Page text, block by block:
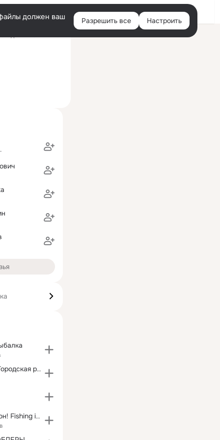
Войти
должен ваш Разрешить все Настроить
Street Fishing Городская рыбалка
Рыбалка в сезон! Fishing in season!